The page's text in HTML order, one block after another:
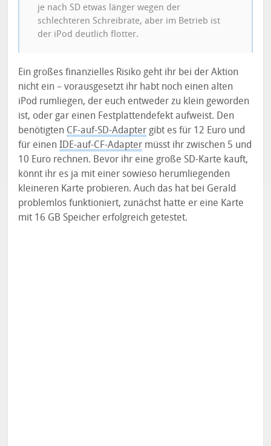
je nach SD etwas länger wegen der
schlechteren Schreibrate, aber im Betrieb ist
der iPod deutlich flotter.
Ein großes finanzielles Risiko geht ihr bei der Aktion
nicht ein – vorausgesetzt ihr habt noch einen alten
iPod rumliegen, der euch entweder zu klein geworden
ist, oder gar einen Festplattendefekt aufweist. Den
benötigten CF-auf-SD-Adapter gibt es für 12 Euro und
für einenIDE-auf-CF-Adapter müsst ihr zwischen 5 und
10 Euro rechnen. Bevor ihr eine große SD-Karte kauft,
könnt ihr es ja mit einer sowieso herumliegenden
kleineren Karte probieren. Auch das hat bei Gerald
problemlos funktioniert, zunächst hatte er eine Karte
mit 16 GB Speicher erfolgreich getestet.